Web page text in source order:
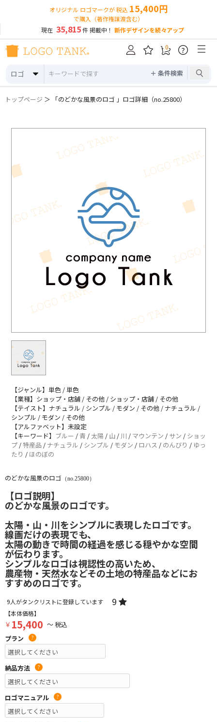
オリジナル ロゴマークが 税込 15,400円
で購入（著作権譲渡含む）
現在 35,815件 掲載中！ 新作デザインを続々アップ
ロゴ ＋ 条件検索
0 ?
トップページ ＞ 「のどかな風景のロゴ 」ロゴ詳細（no.25800）
【ジャンル】単色 / 単色
【業種】ショップ・店舗 / その他 / ショップ・店舗 / その他
【テイスト】ナチュラル / シンプル / モダン / その他 / ナチュラル /
シンプル / モダン / その他
【アルファベット】未設定
【キーワード】 ブルー / 青 /太陽 / 山 / 川 / マウンテン / サン / ショッ
プ /特産品 / ナチュラル / シンプル / モダン / ロハス / のんびり / ゆっ
たり / ほのぼの
のどかな風景のロゴ （no.25800）
【ロゴ説明】
のどかな風景のロゴです。
太陽・山・川をシンプルに表現したロゴです。
線画だけの表現でも、
太陽の動きで時間の経過を感じる穏やかな空間
が伝わります。
シンプルなロゴは視認性の高いため、
農産物・天然水などその土地の特産品などにお
すすめのロゴです。
9人がタンクリストに登録しています 9
【本体価格】
￥ 15,400 ～ 税込
プラン
?
納品方法 ?
ロゴマニュアル ?